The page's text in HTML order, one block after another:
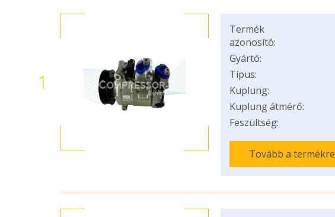
1
Termék
azonosító:
Gyártó:
Típus:
Kuplung:
Kuplung átmérő:
Feszültség:
Tovább a termékre